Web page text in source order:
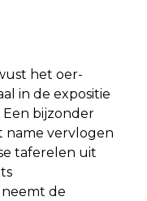
het oer-
in de expositie
Een bijzonder
name vervlogen
taferelen uit
neemt de